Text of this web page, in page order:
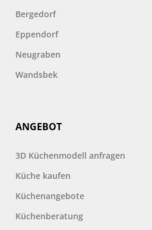
Bergedorf
Eppendorf
Neugraben
Wandsbek
ANGEBOT
3D Küchenmodell anfragen
Küche kaufen
Küchenangebote
Küchenberatung